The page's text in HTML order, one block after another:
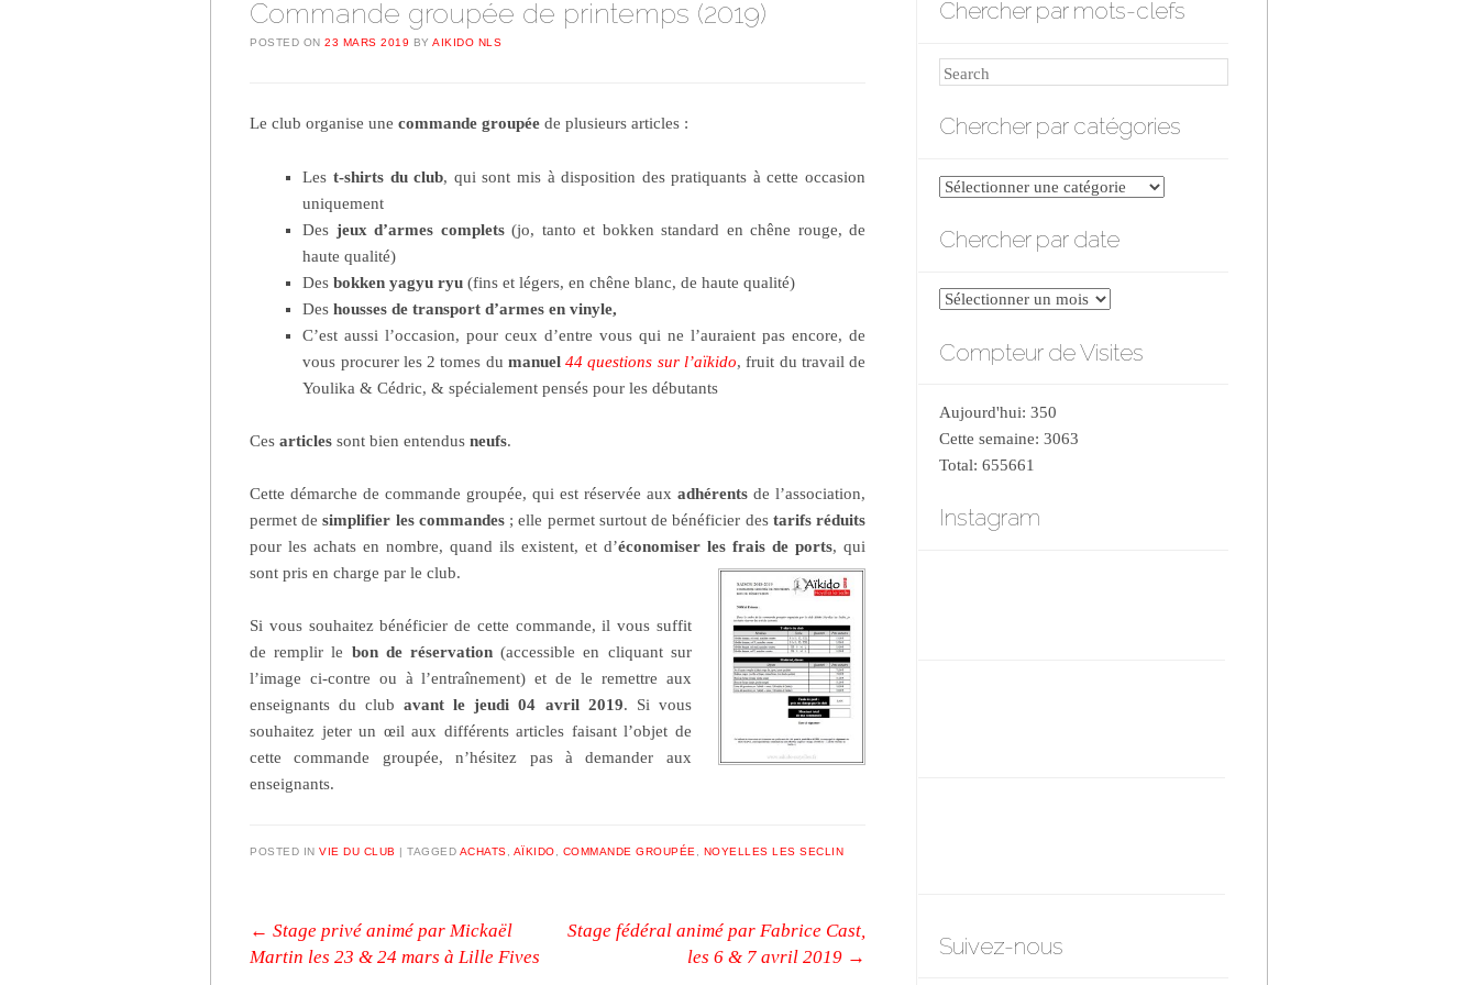
Commande groupée de printemps (2019)
POSTED ON 23 MARS 2019 BY AIKIDO NLS
Le club organise une commande groupée de plusieurs articles :
Lest-shirts du club, qui sont mis à disposition des pratiquants à cette occasion
uniquement
Des jeux d’armes complets(jo, tanto et bokken standard en chêne rouge, de
haute qualité)
Desbokken yagyu ryu (fins et légers, en chêne blanc, de haute qualité)
Deshousses de transport d’armes en vinyle,
C’est aussi l’occasion, pour ceux d’entre vous qui ne l’auraient pas encore, de
vous procurer les 2 tomes du manuel 44 questions sur l’aïkido, fruit du travail de
Youlika & Cédric, & spécialement pensés pour les débutants
Ces articles sont bien entendus neufs.
Cette démarche de commande groupée, qui est réservée aux adhérents de l’association,
permet desimplifier les commandes; elle permet surtout de bénéficier des tarifs réduits
pour les achats en nombre, quand ils existent, et d’économiser les frais de ports, qui
sont pris en charge par le club.
Si vous souhaitez bénéficier de cette commande, il vous suffit
de remplir le bon de réservation (accessible en cliquant sur
l’image ci-contre ou à l’entraînement) et de le remettre aux
enseignants du clubavant le jeudi 04 avril 2019. Si vous
souhaitez jeter un œil aux différents articles faisant l’objet de
cette commande groupée, n’hésitez pas à demander aux
enseignants.
POSTED IN VIE DU CLUB | TAGGED ACHATS AÏKIDO COMMANDE GROUPÉE NOYELLES LES SECLIN
Post navigation
← Stage privé animé par Mickaël
Martin les 23 & 24 mars à Lille Fives
Stage fédéral animé par Fabrice Cast,
les 6 & 7 avril 2019 →
Chercher par mots-clefs
Search
Chercher par catégories
Chercher
catégories
Chercher par date
Chercher
date
Compteur de Visites
Aujourd'hui: 350
Cette semaine: 3063
Total: 655661
Instagram
Suivez-nous